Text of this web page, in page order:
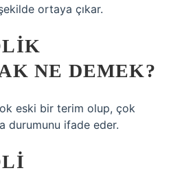
ortaya çıkar.
NE DEMEK?
eski bir terim olup, çok
durumunu ifade eder.